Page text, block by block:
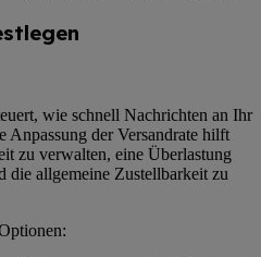
wie schnell Nachrichten an Ihr
der Versandrate hilft
zu verwalten, eine Überlastung
die allgemeine Zustellbarkeit zu